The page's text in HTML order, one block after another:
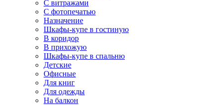
С витражами
С фотопечатью
Назначение
Шкафы-купе в гостиную
В коридор
В прихожую
Шкафы-купе в спальню
Детские
Офисные
Для книг
Для одежды
На балкон